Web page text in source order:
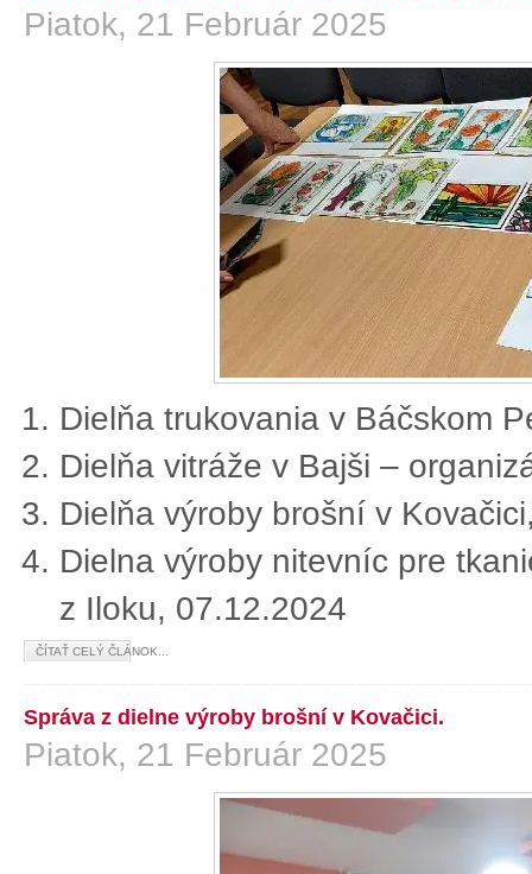
Piatok, 21 Február 2025
Dielňa trukovania v Báčskom
Dielňa vitráže v Bajši –
Dielňa výroby brošní v
Dielna výroby nitevníc pre
z Iloku, 07.12.2024
ČÍTAŤ CELÝ ČLÁNOK...
Správa z dielne výroby brošní v Kovačici.
Piatok, 21 Február 2025